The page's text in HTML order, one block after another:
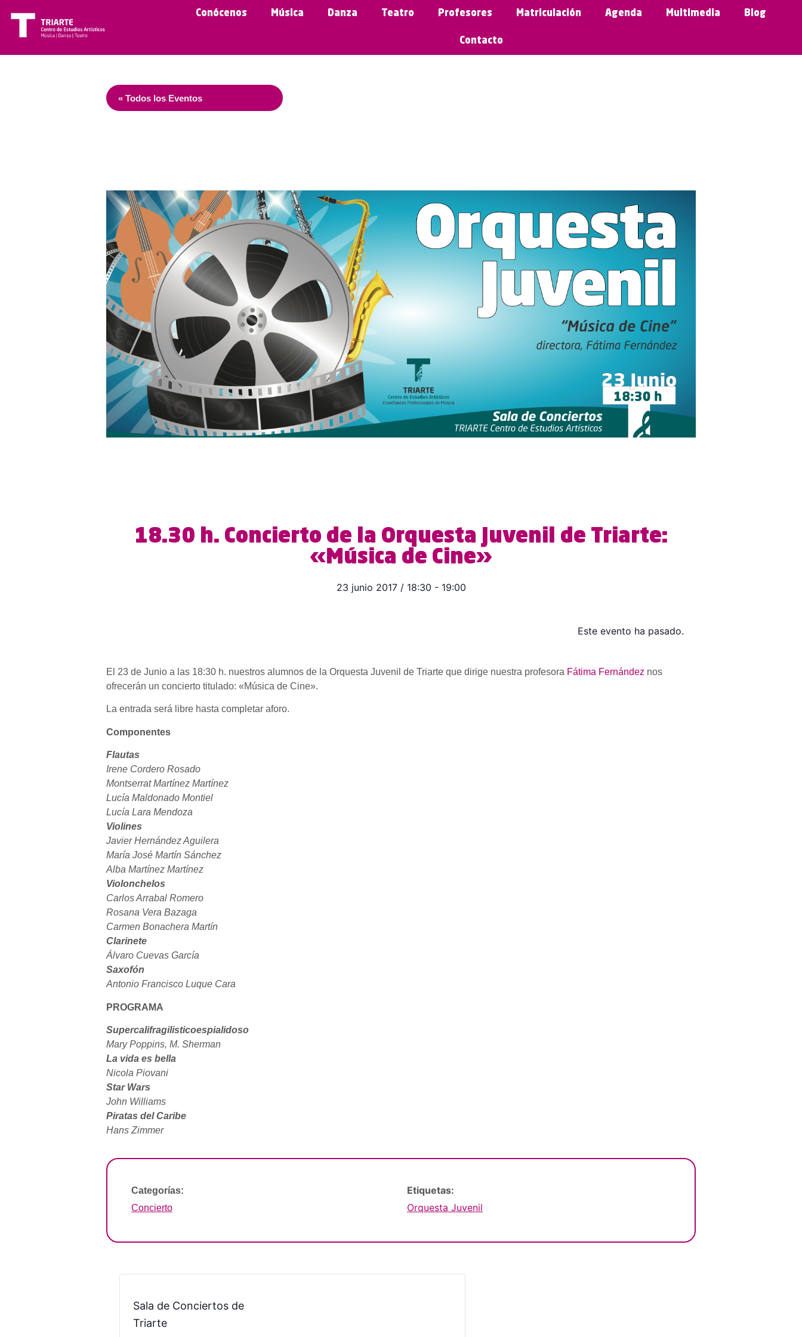
Conócenos Música Danza Teatro Profesores Matriculación Agenda Multimedia Blog
Contacto
« Todos los Eventos
18.30 h. Concierto de la Orquesta Juvenil de Triarte:
«Música de Cine»
23 junio 2017 / 18:30 - 19:00
Este evento ha pasado.
El 23 de Junio a las 18:30 h. nuestros alumnos de la Orquesta Juvenil de Triarte que dirige nuestra profesora Fátima Fernández nos
ofrecerán un concierto titulado: «Música de Cine».
La entrada será libre hasta completar aforo.
Componentes
Flautas
Irene Cordero Rosado
Montserrat Martínez Martínez
Lucía Maldonado Montiel
Lucía Lara Mendoza
Violines
Javier Hernández Aguilera
María José Martín Sánchez
Alba Martínez Martínez
Violonchelos
Carlos Arrabal Romero
Rosana Vera Bazaga
Carmen Bonachera Martín
Clarinete
Álvaro Cuevas García
Saxofón
Antonio Francisco Luque Cara
PROGRAMA
Supercalifragilisticoespialidoso
Mary Poppins, M. Sherman
La vida es bella
Nicola Piovani
Star Wars
John Williams
Piratas del Caribe
Hans Zimmer
Categorías:
Concierto
Etiquetas:
Orquesta Juvenil
Sala de Conciertos de
Triarte